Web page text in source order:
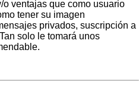
ventajas que como usuario
tener su imagen
privados, suscripción a
solo le tomará unos